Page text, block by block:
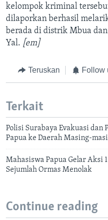
kelompok kriminal
dilaporkan berhasil
berada di distrik Mbua
Yal. [em]
Teruskan Follow
Terkait
Polisi Surabaya Evakuasi dan
Papua ke Daerah Masing-
Mahasiswa Papua Gelar Aksi
Sejumlah Ormas Menolak
Continue reading